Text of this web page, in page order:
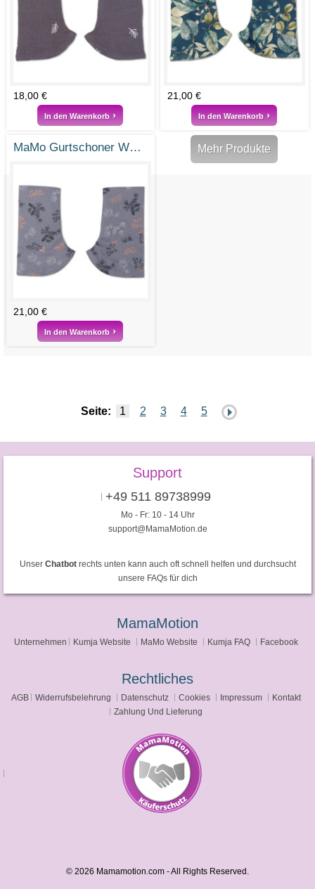
18,00 €
In den Warenkorb
21,00 €
In den Warenkorb
MaMo Gurtschoner Webstoff Bronzezweige
21,00 €
In den Warenkorb
Mehr Produkte
Seite: 1 2 3 4 5
Support
+49 511 89738999
Mo - Fr: 10 - 14 Uhr
support@MamaMotion.de
Unser Chatbotrechts unten kann auch oft schnell helfen und durchsucht
unsere FAQs für dich
MamaMotion
Unternehmen Kumja Website MaMo Website Kumja FAQ Facebook
Rechtliches
AGB Widerrufsbelehrung Datenschutz Cookies Impressum
Kontakt
Zahlung Und Lieferung
© 2026 Mamamotion.com - All Rights Reserved.